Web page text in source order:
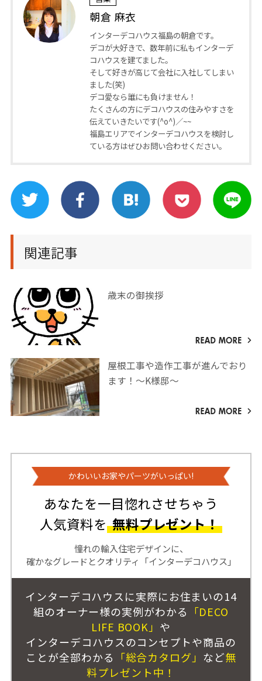
朝倉 麻衣
インターデコハウス福島の朝倉です。
デコが大好きで、数年前に私もインターデ
コハウスを建てました。
そして好きが高じて会社に入社してしまい
ました(笑)
デコ愛なら誰にも負けません！
たくさんの方にデコハウスの住みやすさを
伝えていきたいです(^o^)／~~
福島エリアでインターデコハウスを検討し
ている方はぜひお問い合わせください。
関連記事
歳末の御挨拶
屋根工事や造作工事が進んでおり
ます！～K様邸～
かわいいお家やパーツがいっぱい!
あなたを一目惚れさせちゃう
人気資料を 無料プレゼント！
憧れの輸入住宅デザインに、
確かなグレードとクオリティ「インターデコハウス」
インターデコハウスに実際にお住まいの14
組のオーナー様の実例がわかる 「DECO
LIFE BOOK」 や
インターデコハウスのコンセプトや商品の
ことが全部わかる 「総合カタログ」 など無
料プレゼント中！